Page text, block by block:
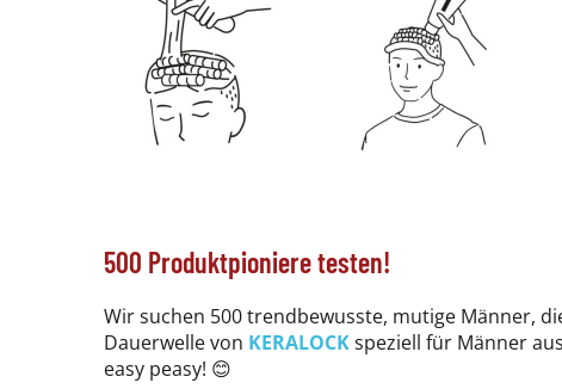
500 Produktpioniere testen!
Wir suchen 500 trendbewusste, mutige Männer,
Dauerwelle von KERALOCKspeziell für Männer
easy peasy! 😊